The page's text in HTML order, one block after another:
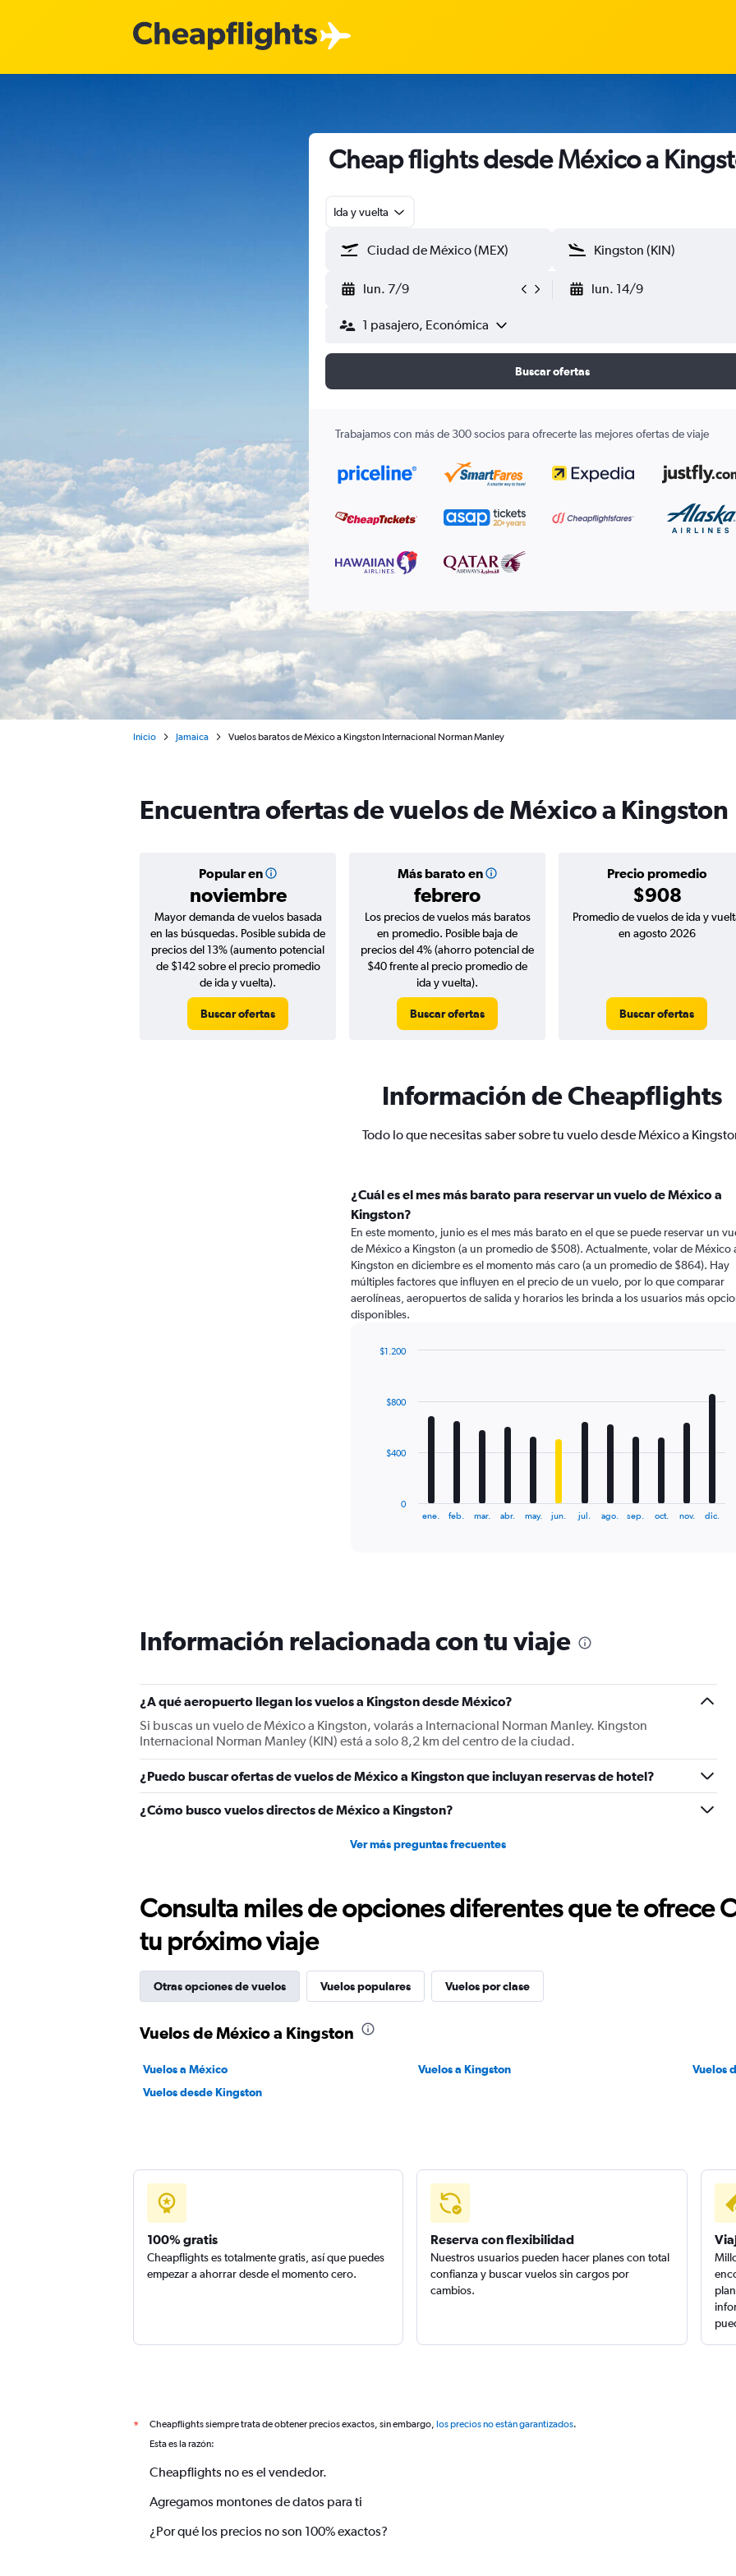
Cheap flights desde México a
Ida y vuelta
lun. 7/9 lun. 14/9
1 pasajero, Económica
Buscar ofertas
Trabajamos con más de 300 socios para ofrecerte las mejores ofertas de viaje
Inicio Jamaica Vuelos baratos de México a Kingston Internacional Norman Manley
Encuentra ofertas de vuelos de México a Kingston
Popular en
noviembre
Más barato en
febrero
Precio promedio
$908
Mayor demanda de vuelos basada
en las búsquedas. Posible subida de
precios del 13% (aumento potencial
de $142 sobre el precio promedio
de ida y vuelta).
Buscar ofertas
Los precios de vuelos más baratos
en promedio. Posible baja de
precios del 4% (ahorro potencial de
$40 frente al precio promedio de
ida y vuelta).
Buscar ofertas
Promedio de vuelos de ida y
en agosto 2026
Buscar ofertas
Información de Cheapflights
Todo lo que necesitas saber sobre tu vuelo desde México a
¿Cuál es el mes más barato para reservar un vuelo de México a
Kingston?
En este momento, junio es el mes más barato en el que se puede reservar un
de México a Kingston (a un promedio de $508). Actualmente, volar de México
Kingston en diciembre es el momento más caro (a un promedio de $864). Hay
múltiples factores que influyen en el precio de un vuelo, por lo que comparar
aerolíneas, aeropuertos de salida y horarios les brinda a los usuarios más
disponibles.
The
chart
has
Y
axis
displaying
values.
Range:
0
to
1200.
ene. feb. mar. abr. may. jun. jul. ago. sep. oct. nov. dic.
0
$400
$800
$1.200
Información relacionada con tu viaje
¿A qué aeropuerto llegan los vuelos a Kingston desde México?
Si buscas un vuelo de México a Kingston, volarás a Internacional Norman Manley. Kingston
Internacional Norman Manley (KIN) está a solo 8,2 km del centro de la ciudad.
¿Puedo buscar ofertas de vuelos de México a Kingston que incluyan reservas de hotel?
¿Cómo busco vuelos directos de México a Kingston?
Ver más preguntas frecuentes
Consulta miles de opciones diferentes que te ofrece
tu próximo viaje
Otras opciones de vuelos Vuelos populares Vuelos por clase
Vuelos de México a Kingston
Vuelos a México Vuelos a Kingston
Vuelos
Vuelos desde Kingston
100% gratis
Cheapflights es totalmente gratis, así que puedes
empezar a ahorrar desde el momento cero.
Reserva con flexibilidad
Nuestros usuarios pueden hacer planes con total
confianza y buscar vuelos sin cargos por
cambios.
* Cheapflights siempre trata de obtener precios exactos, sin embargo, los precios no están garantizados.
Esta es la razón:
Cheapflights no es el vendedor.
Agregamos montones de datos para ti
¿Por qué los precios no son 100% exactos?